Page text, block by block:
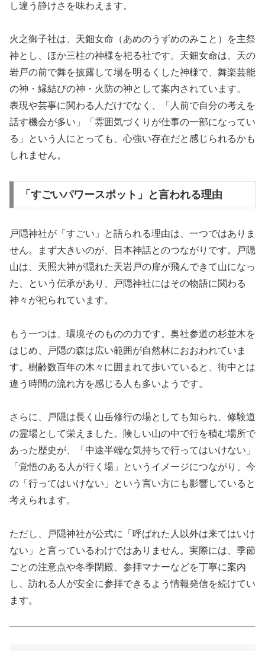
し違う静けさを味わえます。
火之御子社は、天鈿女命（あめのうずめのみこと）を主祭
神とし、ほか三柱の神様を祀る社です。天鈿女命は、天の
岩戸の前で舞を披露して場を明るくした神様で、舞楽芸能
の神・縁結びの神・火防の神として案内されています。
表現や芸事に関わる人だけでなく、「人前で自分の考えを
話す機会が多い」「雰囲気づくりが仕事の一部になってい
る」という人にとっても、心強い存在だと感じられるかも
しれません。
「すごいパワースポット」と言われる理由
戸隠神社が「すごい」と語られる理由は、一つではありま
せん。まず大きいのが、日本神話とのつながりです。戸隠
山は、天照大神が隠れた天岩戸の扉が飛んできて山になっ
た、という伝承があり、戸隠神社にはその物語に関わる
神々が祀られています。
もう一つは、環境そのものの力です。奥社参道の杉並木を
はじめ、戸隠の森は広い範囲が自然林におおわれていま
す。樹齢数百年の木々に囲まれて歩いていると、街中とは
違う時間の流れ方を感じる人も多いようです。
さらに、戸隠は長く山岳修行の場としても知られ、修験道
の霊場として栄えました。険しい山の中で行を積む場所で
あった歴史が、「中途半端な気持ちで行ってはいけない」
「覚悟のある人が行く場」というイメージにつながり、今
の「行ってはいけない」という言い方にも影響していると
考えられます。
ただし、戸隠神社が公式に「呼ばれた人以外は来てはいけ
ない」と言っているわけではありません。実際には、季節
ごとの注意点や冬季閉殿、参拝マナーなどを丁寧に案内
し、訪れる人が安全に参拝できるよう情報発信を続けてい
ます。